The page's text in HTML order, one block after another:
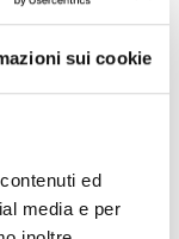
sui cookie
ed
media e per